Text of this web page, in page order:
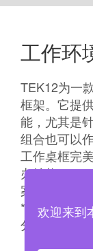
工作环
TEK12为一
框架。它提
能，尤其是
组合也可以
工作桌框完
办结构。
案。
*注意：所谓
分TEK12仍
欢迎来到